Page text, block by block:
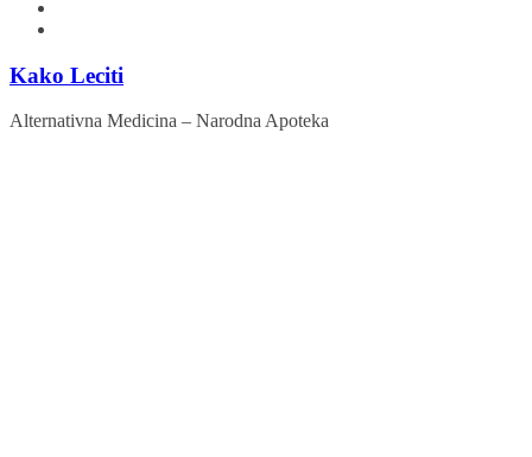
Kako Leciti
Alternativna Medicina – Narodna Apoteka